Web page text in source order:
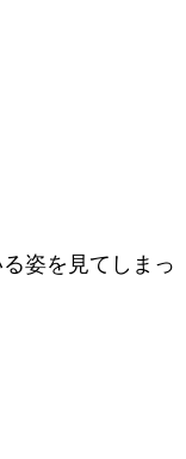
姿を見てしまっ